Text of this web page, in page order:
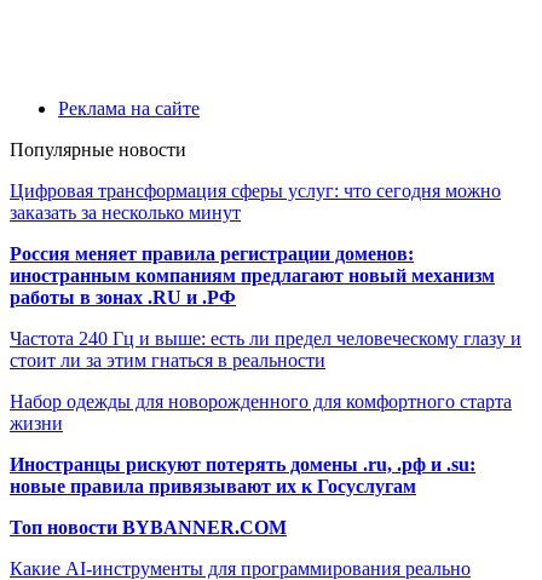
Реклама на сайте
Популярные новости
Цифровая трансформация сферы услуг: что сегодня можно
заказать за несколько минут
Россия меняет правила регистрации доменов:
иностранным компаниям предлагают новый механизм
работы в зонах .RU и .РФ
Частота 240 Гц и выше: есть ли предел человеческому глазу и
стоит ли за этим гнаться в реальности
Набор одежды для новорожденного для комфортного старта
жизни
Иностранцы рискуют потерять домены .ru, .рф и .su:
новые правила привязывают их к Госуслугам
Топ новости BYBANNER.COM
Какие AI-инструменты для программирования реально